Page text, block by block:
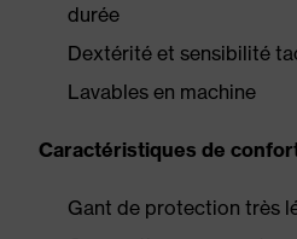
durée
Dextérité et sensibilité
Lavables en machine
Caractéristiques de
Gant de protection très